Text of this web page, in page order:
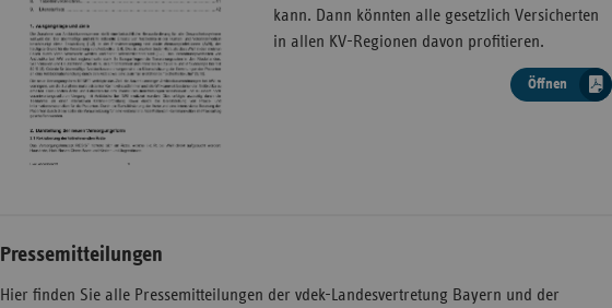
kann. Dann könnten alle gesetzlich Versicherten
in allen KV-Regionen davon profitieren.
Öffnen
Pressemitteilungen
Hier finden Sie alle Pressemitteilungen der vdek-Landesvertretung Bayern und der